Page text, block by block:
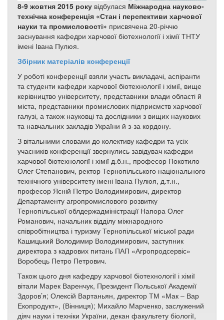
8-9 жовтня 2015 року відбулася Міжнародна науково-
технічна конференція «Стан і перспективи харчової
науки та промисловості» присвячена 20-річчю
заснування кафедри харчової біотехнології і хімії ТНТУ
імені Івана Пулюя.
Збірник матеріалів конференції
У роботі конференції взяли участь викладачі, аспіранти
та студенти кафедри харчової біотехнології і хімії, вище
керівництво університету, представники влади області й
міста, представники промислових підприємств харчової
галузі, а також науковці та дослідники з вищих наукових
та навчальних закладів України й з-за кордону.
З вітальними словами до колективу кафедри та усіх
учасників конференції звернулись завідувач кафедри
харчової біотехнології і хімії д.б.н., професор Покотило
Олег Степанович, ректор Тернопільського національного
технічного університету імені Івана Пулюя, д.т.н.,
професор Ясній Петро Володимирович, директор
Департаменту агропромислового розвитку
Тернопільської облдержадміністрації Напора Олег
Романович, начальник відділу міжнародного
співробітництва і туризму Тернопільської міської ради
Кашицький Володимир Володимирович, заступник
директора з кадрових питань ПАП «Агропродсервіс»
Воробець Петро Петрович.
Також цього дня кафедру харчової біотехнології і хімії
вітали Марек Варенчук, Президент Польської Академії
Здоров’я; Олексій Вартаньян, директор ТМ «Мак – Вар
Екопродукт», (Вінниця); Михайло Марченко, заслужений
діяч науки і техніки України, декан факультету біології,